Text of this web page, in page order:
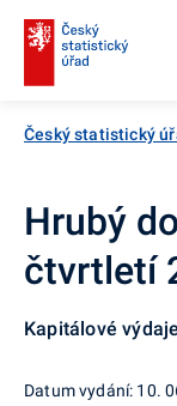
Český statistický
Hrubý
čtvrtletí
Kapitálové
Datum vydání: 10.